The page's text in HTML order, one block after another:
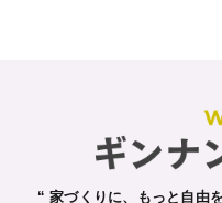
“ 家づくりに、もっと自由